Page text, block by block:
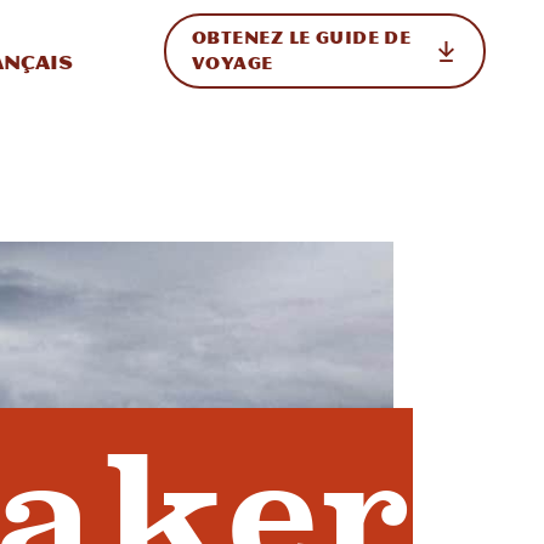
le site
vers l'international
OBTENEZ LE GUIDE DE
VOYAGE